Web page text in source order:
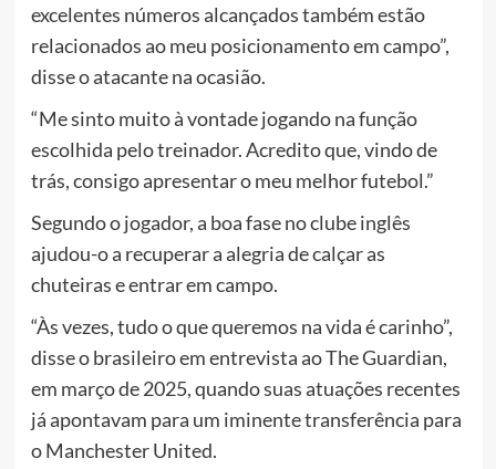
excelentes números alcançados também estão
relacionados ao meu posicionamento em campo”,
disse o atacante na ocasião.
“Me sinto muito à vontade jogando na função
escolhida pelo treinador. Acredito que, vindo de
trás, consigo apresentar o meu melhor futebol.”
Segundo o jogador, a boa fase no clube inglês
ajudou-o a recuperar a alegria de calçar as
chuteiras e entrar em campo.
“Às vezes, tudo o que queremos na vida é carinho”,
disse o brasileiro em entrevista ao The Guardian,
em março de 2025, quando suas atuações recentes
já apontavam para um iminente transferência para
o Manchester United.